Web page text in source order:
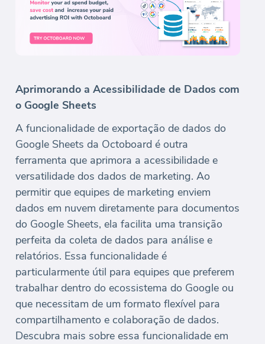
Aprimorando a Acessibilidade de Dados com
o Google Sheets
A funcionalidade de exportação de dados do
Google Sheets da Octoboard é outra
ferramenta que aprimora a acessibilidade e
versatilidade dos dados de marketing. Ao
permitir que equipes de marketing enviem
dados em nuvem diretamente para documentos
do Google Sheets, ela facilita uma transição
perfeita da coleta de dados para análise e
relatórios. Essa funcionalidade é
particularmente útil para equipes que preferem
trabalhar dentro do ecossistema do Google ou
que necessitam de um formato flexível para
compartilhamento e colaboração de dados.
Descubra mais sobre essa funcionalidade em